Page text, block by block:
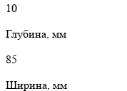
10
Глубина, мм
85
Ширина, мм